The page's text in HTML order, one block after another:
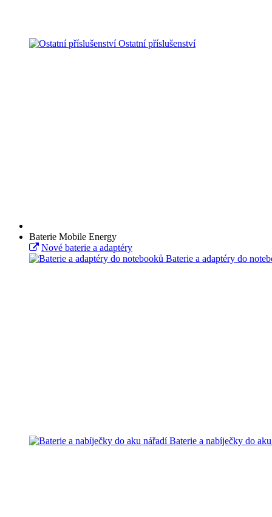
Ostatní příslušenství
Baterie Mobile Energy
Nové baterie a adaptéry
Baterie a adaptéry do
Baterie a nabíječky do